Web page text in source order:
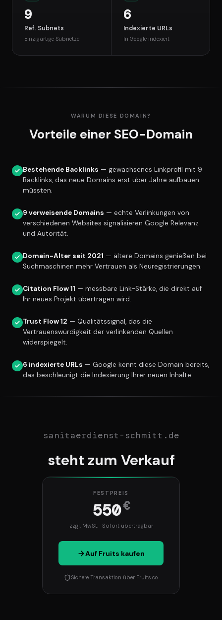
9
Ref. Subnets
Einzigartige Subnetze
6
Indexierte URLs
In Google indexiert
WARUM DIESE DOMAIN?
Vorteile einer SEO-Domain
Bestehende Backlinks — gewachsenes Linkprofil mit 9
Backlinks, das neue Domains erst über Jahre aufbauen
müssten.
9 verweisende Domains — echte Verlinkungen von
verschiedenen Websites signalisieren Google Relevanz
und Autorität.
Domain-Alter seit 2021 — ältere Domains genießen bei
Suchmaschinen mehr Vertrauen als Neuregistrierungen.
Citation Flow 11 — messbare Link-Stärke, die direkt auf
Ihr neues Projekt übertragen wird.
Trust Flow 12 — Qualitätssignal, das die
Vertrauenswürdigkeit der verlinkenden Quellen
widerspiegelt.
6 indexierte URLs — Google kennt diese Domain bereits,
das beschleunigt die Indexierung Ihrer neuen Inhalte.
sanitaerdienst-schmitt.de
steht zum Verkauf
FESTPREIS
550€
zzgl. MwSt. · Sofort übertragbar
Auf Fruits kaufen
Sichere Transaktion über Fruits.co